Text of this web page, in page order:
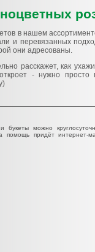
в нашем
и перевязанных
они адресованы.
расскажет, как
- нужно просто
и букеты можно
придёт интернет-